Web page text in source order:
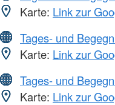
Karte: Link zur
Tages- und
Karte: Link zur
Tages- und
Karte: Link zur